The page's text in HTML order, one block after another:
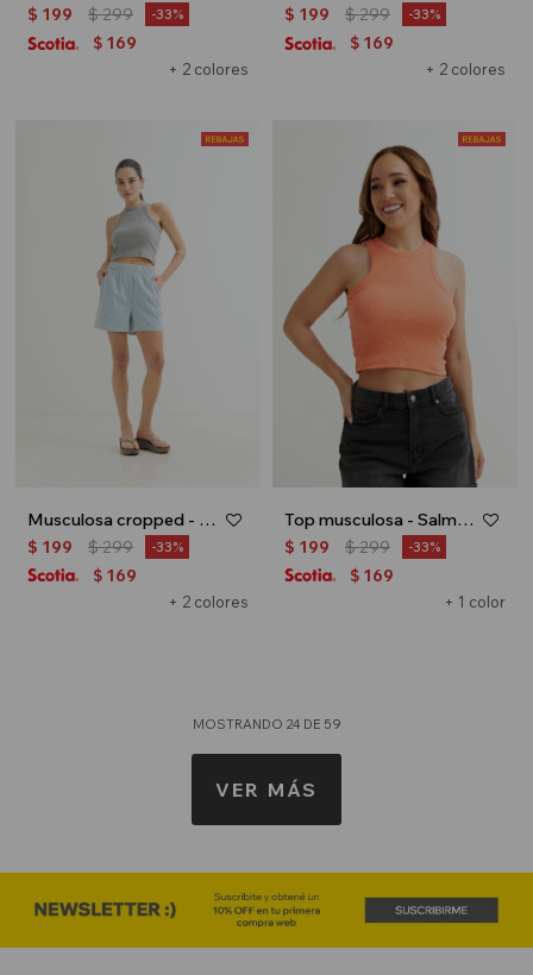
+ 2 colores
$ 199 $299 33
$ 169
+ 2 colores
$ 199 $299 33
$ 169
Musculosa cropped - Gris
+ 2 colores
$ 199 $299 33
$ 169
Top musculosa - Salmon
+ 1 color
$ 199 $299 33
$ 169
MOSTRANDO 24 DE 59
VER MÁS